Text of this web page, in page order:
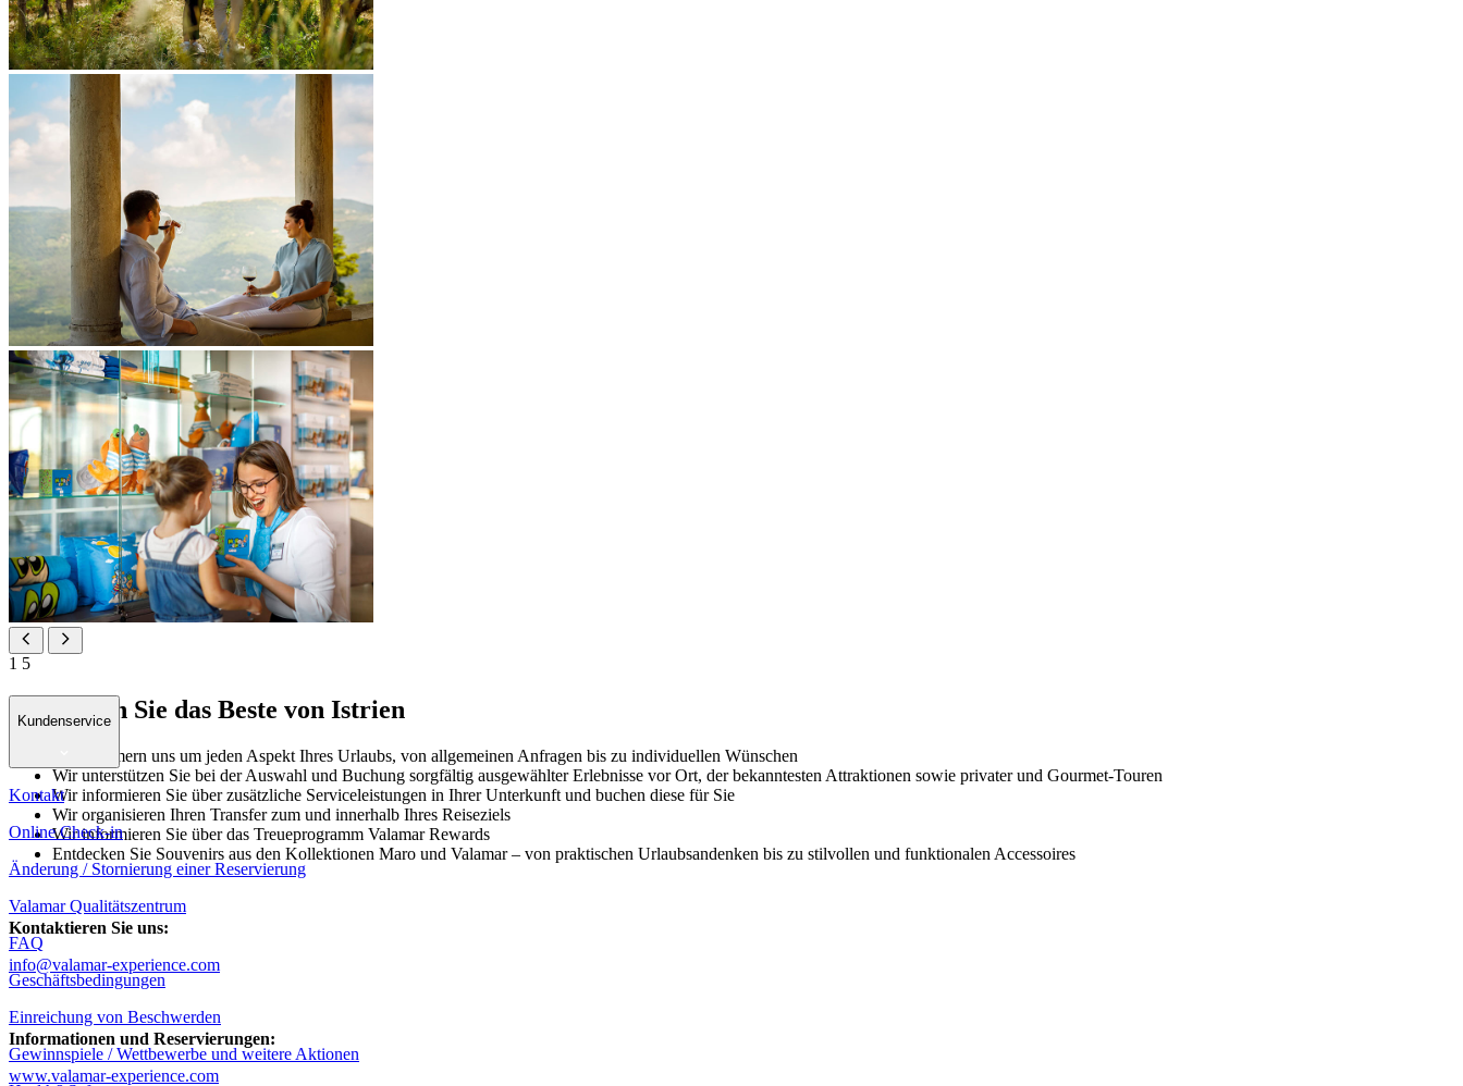
1 5
Entdecken Sie das Beste von Istrien
Wir kümmern uns um jeden Aspekt Ihres Urlaubs, von allgemeinen Anfragen bis zu individuellen Wünschen
Wir unterstützen Sie bei der Auswahl und Buchung sorgfältig ausgewählter Erlebnisse vor Ort, der bekanntesten Attraktionen sowie privater und Gourmet-Touren
Wir informieren Sie über zusätzliche Serviceleistungen in Ihrer Unterkunft und buchen diese für Sie
Wir organisieren Ihren Transfer zum und innerhalb Ihres Reiseziels
Wir informieren Sie über das Treueprogramm Valamar Rewards
Entdecken Sie Souvenirs aus den Kollektionen Maro und Valamar – von praktischen Urlaubsandenken bis zu stilvollen und funktionalen Accessoires
Kontaktieren Sie uns:
info@valamar-experience.com
Informationen und Reservierungen:
www.valamar-experience.com
Kundenservice
Kontakt
Online Check-in
Änderung / Stornierung einer Reservierung
Valamar Qualitätszentrum
FAQ
Geschäftsbedingungen
Einreichung von Beschwerden
Gewinnspiele / Wettbewerbe und weitere Aktionen